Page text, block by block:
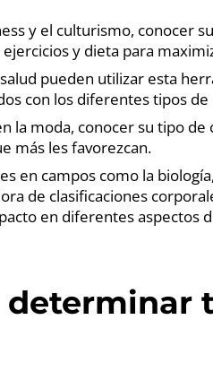
y el culturismo, conocer
y dieta para
pueden utilizar esta
con los diferentes tipos
la moda, conocer su tipo
más les favorezcan.
en campos como la
de clasificaciones
en diferentes aspectos
determinar